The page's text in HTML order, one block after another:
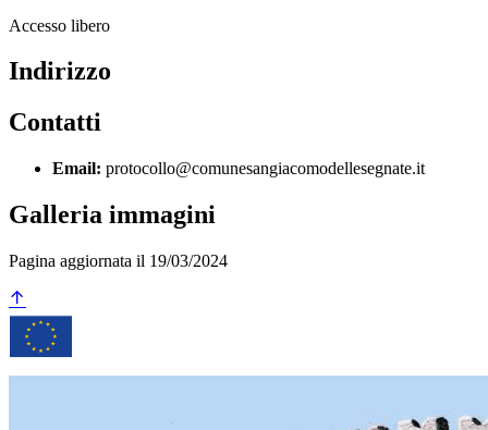
Accesso libero
Indirizzo
Contatti
Email: protocollo@comunesangiacomodellesegnate.it
Galleria immagini
Pagina aggiornata il 19/03/2024